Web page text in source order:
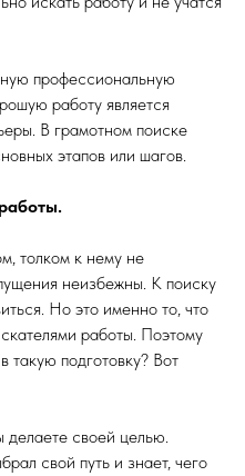
профессиональную
работу является
В грамотном поиске
этапов или шагов.
толком к нему не
неизбежны. К поиску
Но это именно то, что
работы. Поэтому
такую подготовку? Вот
делаете своей целью.
свой путь и знает, чего